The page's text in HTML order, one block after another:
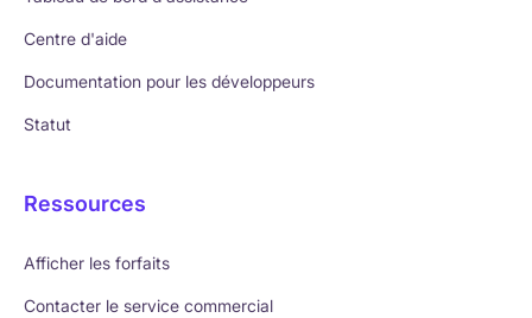
Centre d'aide
Documentation pour les développeurs
Statut
Ressources
Afficher les forfaits
Contacter le service commercial